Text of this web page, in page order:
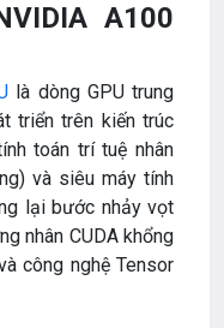
A100
là dòng GPU trung
triển trên kiến trúc
toán trí tuệ nhân
và siêu máy tính
lại bước nhảy vọt
nhân CUDA khổng
công nghệ Tensor